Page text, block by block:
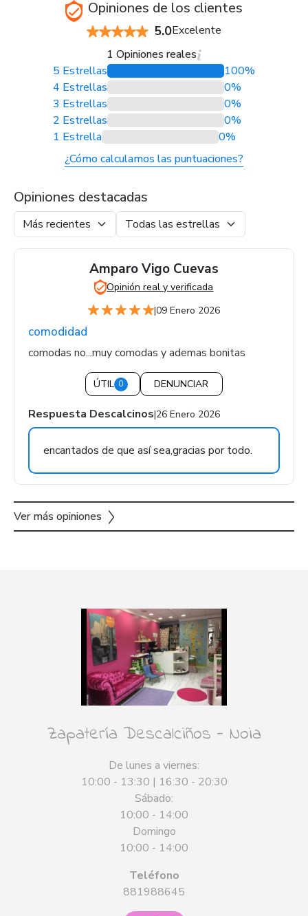
Opiniones de los clientes
5.0Excelente
1 Opiniones reales
5 Estrellas
100%
4 Estrellas
0%
3 Estrellas
0%
2 Estrellas
0%
1 Estrella
0%
¿Cómo calculamos las puntuaciones?
Opiniones destacadas
Amparo Vigo Cuevas
Opinión real y verificada
|09 Enero 2026
comodidad
comodas no...muy comodas y ademas bonitas
ÚTIL 0 DENUNCIAR
Respuesta Descalcinos|26 Enero 2026
encantados de que así sea,gracias por todo.
Ver más opiniones
Zapatería Descalciños - Noia
De lunes a viernes:
10:00 - 13:30 | 16:30 - 20:30
Sábado:
10:00 - 14:00
Domingo
10:00 - 14:00
Teléfono
881988645